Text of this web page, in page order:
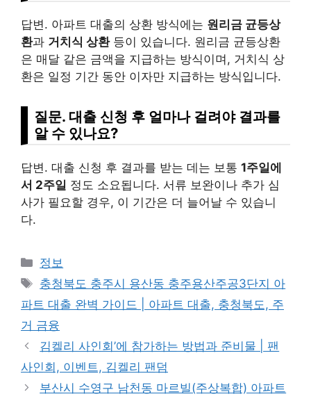
답변. 아파트 대출의 상환 방식에는 원리금 균등상
환과 거치식 상환등이 있습니다. 원리금 균등상환
은 매달 같은 금액을 지급하는 방식이며, 거치식 상
환은 일정 기간 동안 이자만 지급하는 방식입니다.
질문. 대출 신청 후 얼마나 걸려야 결과를
알 수 있나요?
답변. 대출 신청 후 결과를 받는 데는 보통 1주일에
서 2주일 정도 소요됩니다. 서류 보완이나 추가 심
사가 필요할 경우, 이 기간은 더 늘어날 수 있습니
다.
Categories
정보
Tags
충청북도 충주시 용산동 충주용산주공3단지 아
파트 대출 완벽 가이드 | 아파트 대출, 충청북도, 주
거 금융
김켈리 사인회’에 참가하는 방법과 준비물 | 팬
사인회, 이벤트, 김켈리 팬덤
부산시 수영구 남천동 마르빌(주상복합) 아파트